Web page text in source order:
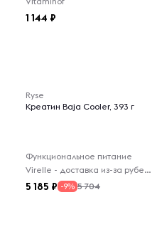
1 144
Ryse
Креатин Baja Cooler, 393 г
Функциональное питание
Virelle - доставка из-за рубежа
5 185 -9% 5 704